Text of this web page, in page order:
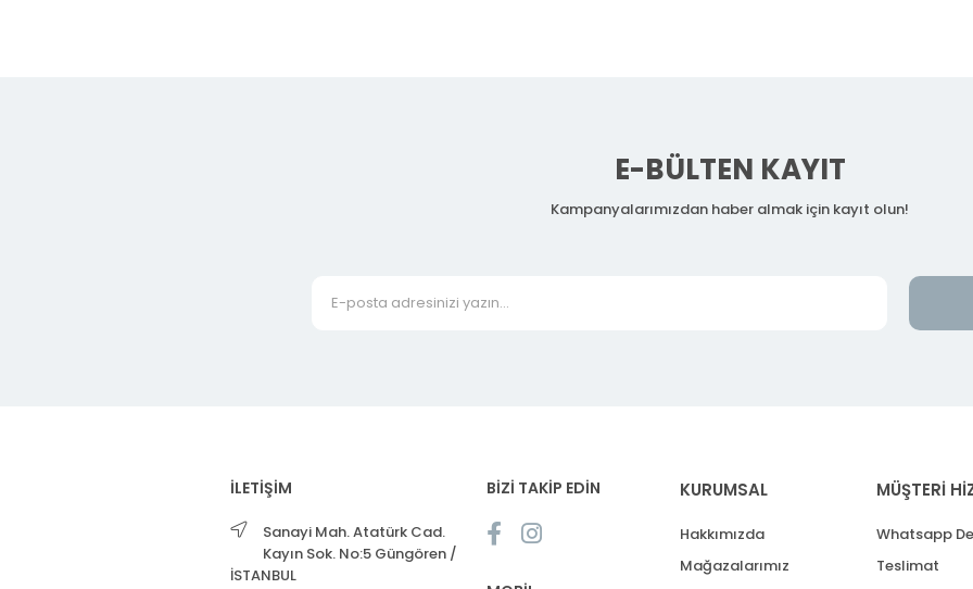
E-BÜLTEN KAYIT
Kampanyalarımızdan haber almak için kayıt olun!
İLETİŞİM
Sanayi Mah. Atatürk Cad.
Kayın Sok. No:5 Güngören /
İSTANBUL
BİZİ TAKİP EDİN KURUMSAL
Hakkımızda
Mağazalarımız
MÜŞTERİ
Whatsapp
Teslimat